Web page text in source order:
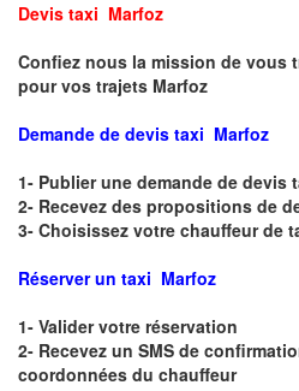
Devis taxi Marfoz
Confiez nous la mission de vous
pour vos trajets Marfoz
Demande de devis taxi Marfoz
1- Publier une demande de devis
2- Recevez des propositions de
3- Choisissez votre chauffeur de
Réserver un taxi Marfoz
1- Valider votre réservation
2- Recevez un SMS de
coordonnées du chauffeur